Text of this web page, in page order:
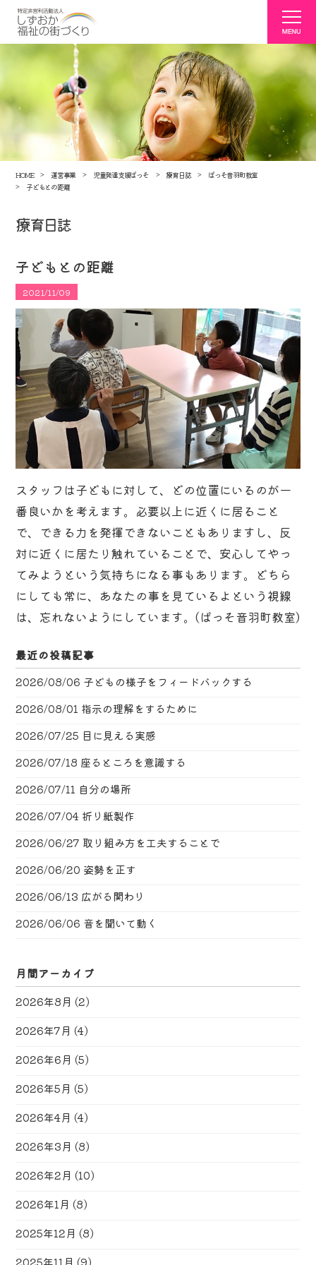
HOME 運営事業 児童発達支援ぱっそ 療育日誌
ぱっそ音羽町教室
子どもとの距離
療育日誌
子どもとの距離
2021/11/09
スタッフは子どもに対して、どの位置にいるのが一
番良いかを考えます。必要以上に近くに居ること
で、できる力を発揮できないこともありますし、反
対に近くに居たり触れていることで、安心してやっ
てみようという気持ちになる事もあります。どちら
にしても常に、あなたの事を見ているよという視線
は、忘れないようにしています。(ぱっそ音羽町教室)
最近の投稿記事
2026/08/06 子どもの様子をフィードバックする
2026/08/01 指示の理解をするために
2026/07/25 目に見える実感
2026/07/18 座るところを意識する
2026/07/11 自分の場所
2026/07/04 折り紙製作
2026/06/27 取り組み方を工夫することで
2026/06/20 姿勢を正す
2026/06/13 広がる関わり
2026/06/06 音を聞いて動く
月間アーカイブ
2026年8月 (2)
2026年7月 (4)
2026年6月 (5)
2026年5月 (5)
2026年4月 (4)
2026年3月 (8)
2026年2月 (10)
2026年1月 (8)
2025年12月 (8)
2025年11月 (9)